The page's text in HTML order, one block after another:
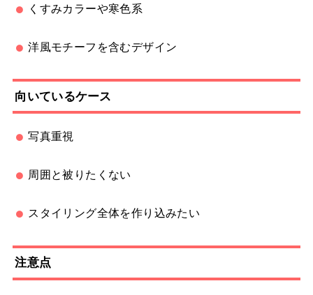
くすみカラーや寒色系
洋風モチーフを含むデザイン
向いているケース
写真重視
周囲と被りたくない
スタイリング全体を作り込みたい
注意点